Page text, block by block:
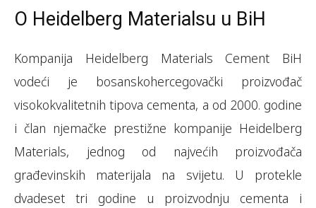
O Heidelberg Materialsu u BiH
Kompanija Heidelberg Materials Cement BiH
vodeći je bosanskohercegovački proizvođač
visokokvalitetnih tipova cementa, a od 2000. godine
i član njemačke prestižne kompanije Heidelberg
Materials, jednog od najvećih proizvođača
građevinskih materijala na svijetu. U protekle
dvadeset tri godine u proizvodnju cementa i